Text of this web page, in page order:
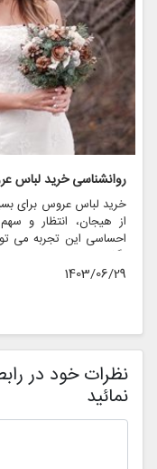
خرید لباس عروس برای
از هیجان، انتظار و
احساسی این تجربه می
بگذارد و منجر به
روانی عمیق تری را نیز
1403/06/29
نظرات خود در
نمائید